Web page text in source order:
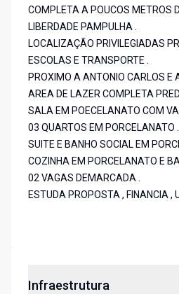
COMPLETA A POUCOS METROS
LIBERDADE PAMPULHA .
LOCALIZAÇÃO PRIVILEGIADAS
ESCOLAS E TRANSPORTE .
PROXIMO A ANTONIO CARLOS E
AREA DE LAZER COMPLETA
SALA EM POECELANATO COM
03 QUARTOS EM PORCELANATO .
SUITE E BANHO SOCIAL EM
COZINHA EM PORCELANATO E
02 VAGAS DEMARCADA .
ESTUDA PROPOSTA , FINANCIA ,
Infraestrutura